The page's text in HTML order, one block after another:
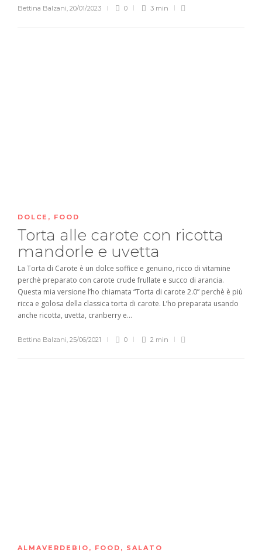
Bettina Balzani, 20/01/2023 0 3 min
DOLCE , FOOD
Torta alle carote con ricotta
mandorle e uvetta
La Torta di Carote è un dolce soffice e genuino, ricco di vitamine
perchè preparato con carote crude frullate e succo di arancia.
Questa mia versione l’ho chiamata “Torta di carote 2.0” perchè è più
ricca e golosa della classica torta di carote. L’ho preparata usando
anche ricotta, uvetta, cranberry e...
Bettina Balzani 25/06/2021 0 2 min
ALMAVERDEBIO , FOOD , SALATO